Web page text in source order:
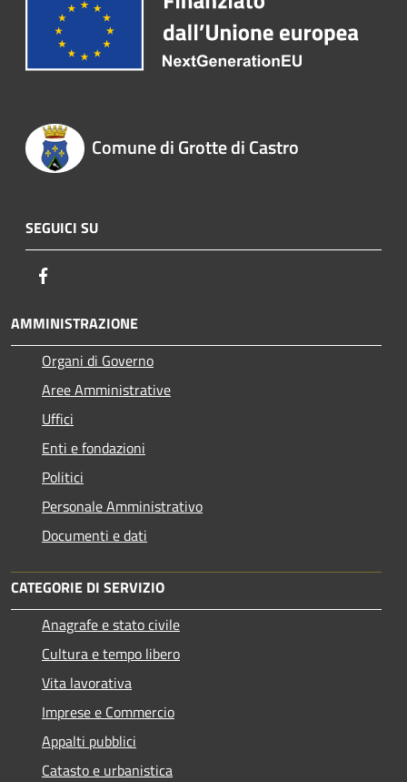
Comune di Grotte di Castro
SEGUICI SU
AMMINISTRAZIONE
Organi di Governo
Aree Amministrative
Uffici
Enti e fondazioni
Politici
Personale Amministrativo
Documenti e dati
CATEGORIE DI SERVIZIO
Anagrafe e stato civile
Cultura e tempo libero
Vita lavorativa
Imprese e Commercio
Appalti pubblici
Catasto e urbanistica